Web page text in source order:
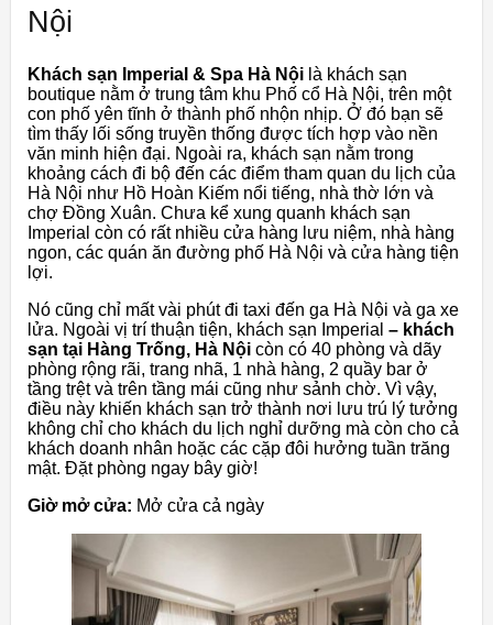
Nội
Khách sạn Imperial & Spa Hà Nội là khách sạn
boutique nằm ở trung tâm khu Phố cổ Hà Nội, trên một
con phố yên tĩnh ở thành phố nhộn nhịp. Ở đó bạn sẽ
tìm thấy lối sống truyền thống được tích hợp vào nền
văn minh hiện đại. Ngoài ra, khách sạn nằm trong
khoảng cách đi bộ đến các điểm tham quan du lịch của
Hà Nội như Hồ Hoàn Kiếm nổi tiếng, nhà thờ lớn và
chợ Đồng Xuân. Chưa kể xung quanh khách sạn
Imperial còn có rất nhiều cửa hàng lưu niệm, nhà hàng
ngon, các quán ăn đường phố Hà Nội và cửa hàng tiện
lợi.
Nó cũng chỉ mất vài phút đi taxi đến ga Hà Nội và ga xe
lửa. Ngoài vị trí thuận tiện, khách sạn Imperial – khách
sạn tại Hàng Trống, Hà Nội còn có 40 phòng và dãy
phòng rộng rãi, trang nhã, 1 nhà hàng, 2 quầy bar ở
tầng trệt và trên tầng mái cũng như sảnh chờ. Vì vậy,
điều này khiến khách sạn trở thành nơi lưu trú lý tưởng
không chỉ cho khách du lịch nghỉ dưỡng mà còn cho cả
khách doanh nhân hoặc các cặp đôi hưởng tuần trăng
mật. Đặt phòng ngay bây giờ!
Giờ mở cửa: Mở cửa cả ngày